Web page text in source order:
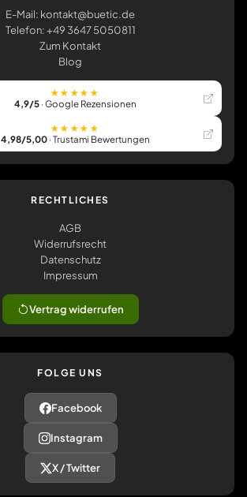
E-Mail: kontakt@buetic.de
Telefon: +49 3647 5050811
Zum Kontakt
Blog
★★★★★
4,9/5· Google Rezensionen
★★★★★
4,98/5,00· Trustami Bewertungen
RECHTLICHES
AGB
Widerrufsrecht
Datenschutz
Impressum
Vertrag widerrufen
FOLGE UNS
Facebook
Instagram
X / Twitter